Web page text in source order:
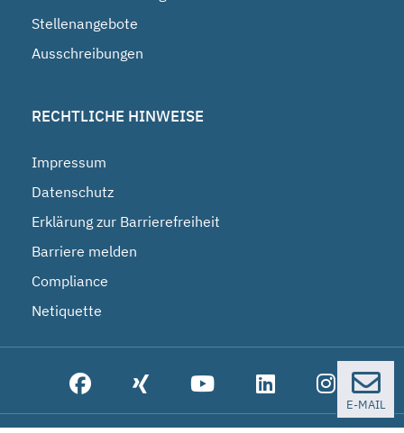
Stellenangebote
Ausschreibungen
RECHTLICHE HINWEISE
Impressum
Datenschutz
Erklärung zur Barrierefreiheit
Barriere melden
Compliance
Netiquette
E-MAIL